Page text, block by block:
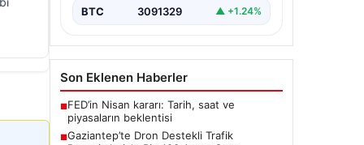
BTC 3091329 ▲ +1.24%
Son Eklenen Haberler
■FED’in Nisan kararı: Tarih, saat ve
piyasaların beklentisi
■Gaziantep’te Dron Destekli Trafik